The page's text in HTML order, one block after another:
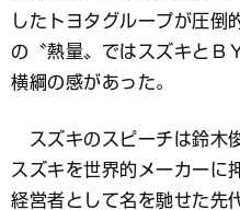
したトヨタグループが圧倒
の〝熱量〟ではスズキとＢ
横綱の感があった。
スズキのスピーチは鈴木
スズキを世界的メーカーに
経営者として名を馳せた先